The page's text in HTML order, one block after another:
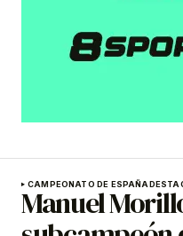
CAMPEONATO DE ESPAÑA
Manuel